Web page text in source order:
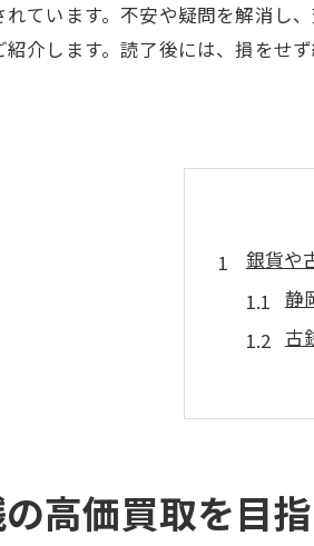
ています。不安や疑問を解消し
介します。読了後には、損をせ
銀貨や
静
古
買
査定無
査
高価買取を目